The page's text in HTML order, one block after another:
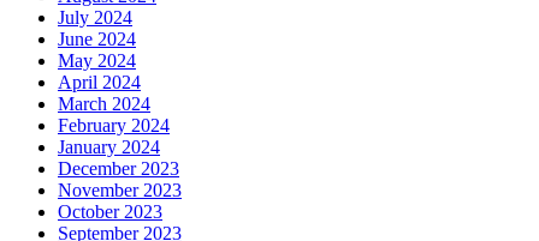
July 2024
June 2024
May 2024
April 2024
March 2024
February 2024
January 2024
December 2023
November 2023
October 2023
September 2023